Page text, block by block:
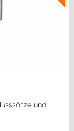
und